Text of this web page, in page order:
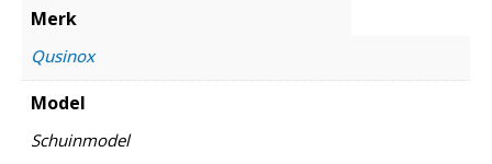
Merk
Qusinox
Model
Schuinmodel